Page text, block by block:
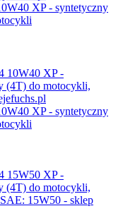
XP - syntetyczny
XP - syntetyczny